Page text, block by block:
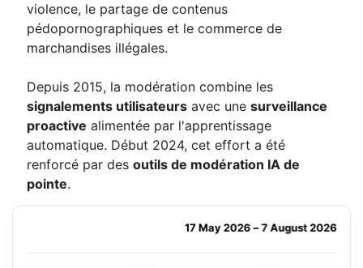
violence, le partage de contenus
pédopornographiques et le commerce de
marchandises illégales.
Depuis 2015, la modération combine les
signalements utilisateurs avec une surveillance
proactive alimentée par l'apprentissage
automatique. Début 2024, cet effort a été
renforcé par des outils de modération IA de
pointe.